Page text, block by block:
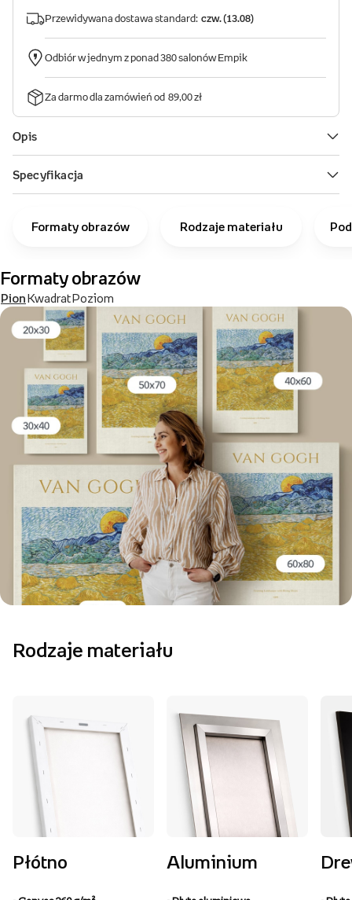
Formaty obrazów Rodzaje materiału
Formaty obrazów
PionKwadratPoziom
Rodzaje materiału
Płótno Aluminium